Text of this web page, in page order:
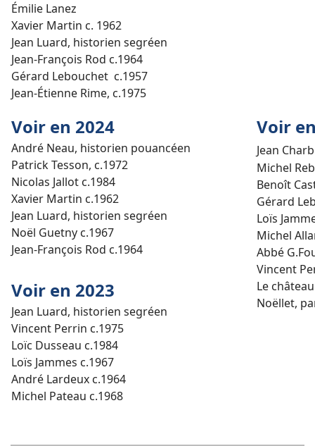
Émilie Lanez
Xavier Martin c. 1962
Jean Luard, historien segréen
Jean-François Rod c.1964
Gérard Lebouchet c.1957
Jean-Étienne Rime, c.1975
Voir en 2024
André Neau, historien pouancéen
Patrick Tesson, c.1972
Nicolas Jallot c.1984
Xavier Martin c.1962
Jean Luard, historien segréen
Noël Guetny c.1967
Jean-François Rod c.1964
Voir en 2023
Jean Luard, historien segréen
Vincent Perrin c.1975
Loïc Dusseau c.1984
Loïs Jammes c.1967
André Lardeux c.1964
Michel Pateau c.1968
Voir
Jean
Michel
Benoît
Gérard
Loïs
Michel
Abbé
Vincent
Le
Noëllet,